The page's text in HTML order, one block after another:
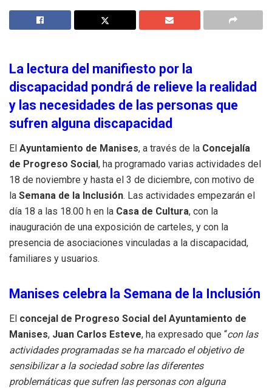
La lectura del manifiesto por la
discapacidad pondrá de relieve la realidad
y las necesidades de las personas que
sufren alguna discapacidad
El Ayuntamiento de Manises, a través de la Concejalía
de Progreso Social, ha programado varias actividades del
18 de noviembre y hasta el 3 de diciembre, con motivo de
la Semana de la Inclusión. Las actividades empezarán el
día 18 a las 18.00 h en la Casa de Cultura, con la
inauguración de una exposición de carteles, y con la
presencia de asociaciones vinculadas a la discapacidad,
familiares y usuarios.
Manises celebra la Semana de la Inclusión
El concejal de Progreso Social del Ayuntamiento de
Manises, Juan Carlos Esteve, ha expresado que “con las
actividades programadas se ha marcado el objetivo de
sensibilizar a la sociedad sobre las diferentes
problemáticas que sufren las personas con alguna